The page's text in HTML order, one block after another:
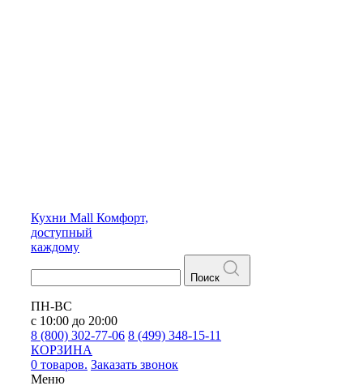
Кухни Mall Комфорт,
доступный
каждому
Поиск
ПН-ВС
с 10:00 до 20:00
8 (800) 302-77-06 8 (499) 348-15-11
КОРЗИНА
0 товаров. Заказать звонок
Меню